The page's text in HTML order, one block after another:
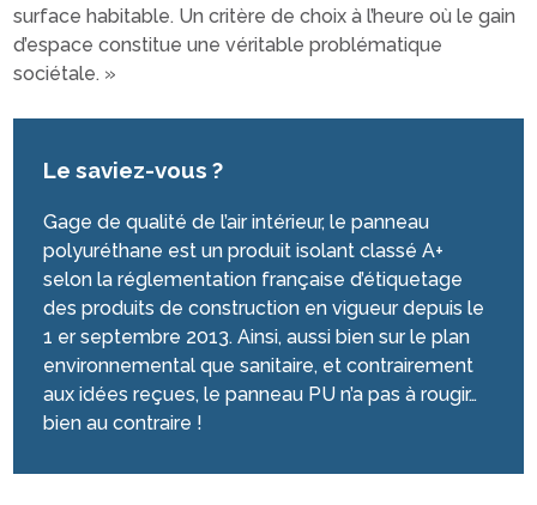
surface habitable. Un critère de choix à l’heure où le gain
d’espace constitue une véritable problématique
sociétale. »
Le saviez-vous ?
Gage de qualité de l’air intérieur, le panneau
polyuréthane est un produit isolant classé A+
selon la réglementation française d’étiquetage
des produits de construction en vigueur depuis le
1 er septembre 2013. Ainsi, aussi bien sur le plan
environnemental que sanitaire, et contrairement
aux idées reçues, le panneau PU n’a pas à rougir…
bien au contraire !